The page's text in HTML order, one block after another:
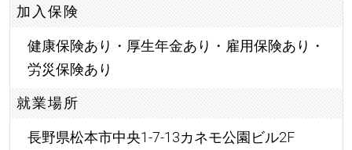
加入保険
健康保険あり・厚生年金あり・雇用保険あり・
労災保険あり
就業場所
長野県松本市中央1-7-13カネモ公園ビル2F